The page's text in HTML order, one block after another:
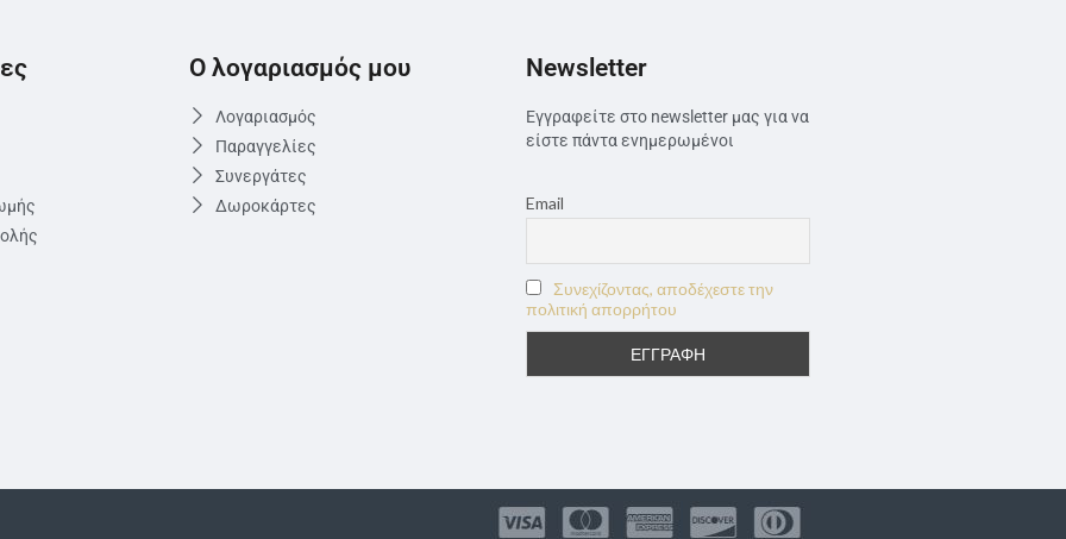
Ο λογαριασμός μου
Λογαριασμός
Παραγγελίες
Συνεργάτες
Δωροκάρτες
Newsletter
Εγγραφείτε στο newsletter μας για να
είστε πάντα ενημερωμένοι
Email
Συνεχίζοντας, αποδέχεστε την
πολιτική απορρήτου